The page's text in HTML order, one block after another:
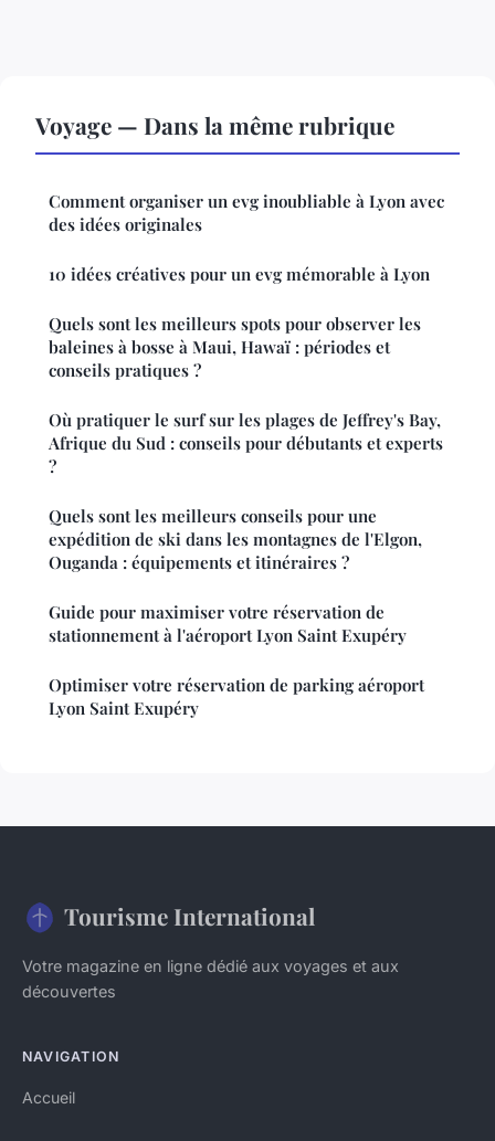
Voyage — Dans la même rubrique
Comment organiser un evg inoubliable à Lyon avec
des idées originales
10 idées créatives pour un evg mémorable à Lyon
Quels sont les meilleurs spots pour observer les
baleines à bosse à Maui, Hawaï : périodes et
conseils pratiques ?
Où pratiquer le surf sur les plages de Jeffrey's Bay,
Afrique du Sud : conseils pour débutants et experts
?
Quels sont les meilleurs conseils pour une
expédition de ski dans les montagnes de l'Elgon,
Ouganda : équipements et itinéraires ?
Guide pour maximiser votre réservation de
stationnement à l'aéroport Lyon Saint Exupéry
Optimiser votre réservation de parking aéroport
Lyon Saint Exupéry
Tourisme International
Votre magazine en ligne dédié aux voyages et aux
découvertes
NAVIGATION
Accueil